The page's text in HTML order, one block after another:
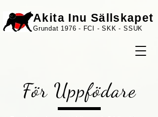
Akita Inu Sällskapet
Grundat 1976 - FCI - SKK - SSUK
För Uppfödare